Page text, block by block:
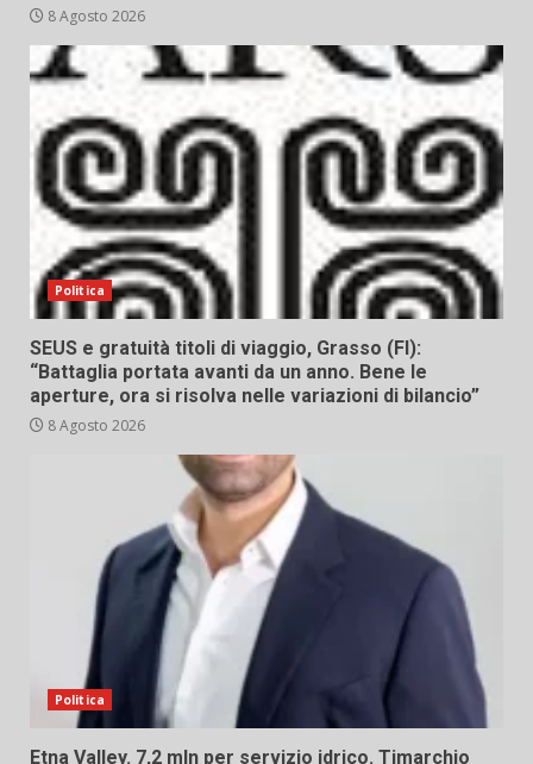
8 Agosto 2026
Politica
SEUS e gratuità titoli di viaggio, Grasso (FI):
“Battaglia portata avanti da un anno. Bene le
aperture, ora si risolva nelle variazioni di bilancio”
8 Agosto 2026
Politica
Etna Valley. 7,2 mln per servizio idrico. Timarchio